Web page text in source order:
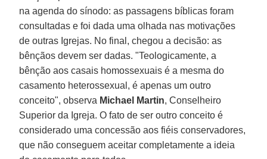
na agenda do sínodo: as passagens bíblicas foram
consultadas e foi dada uma olhada nas motivações
de outras Igrejas. No final, chegou a decisão: as
bênçãos devem ser dadas. "Teologicamente, a
bênção aos casais homossexuais é a mesma do
casamento heterossexual, é apenas um outro
conceito", observa Michael Martin, Conselheiro
Superior da Igreja. O fato de ser outro conceito é
considerado uma concessão aos fiéis conservadores,
que não conseguem aceitar completamente a ideia